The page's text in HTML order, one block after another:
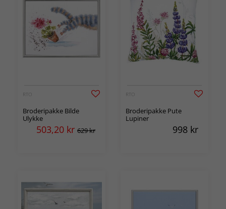
RTO
Broderipakke Bilde
Ulykke
503,20 kr 629 kr
RTO
Broderipakke Pute
Lupiner
998 kr